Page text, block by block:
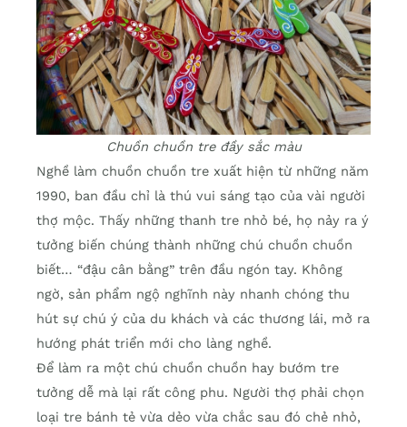
Chuồn chuồn tre đầy sắc màu
Nghề làm chuồn chuồn tre xuất hiện từ những năm
1990, ban đầu chỉ là thú vui sáng tạo của vài người
thợ mộc. Thấy những thanh tre nhỏ bé, họ nảy ra ý
tưởng biến chúng thành những chú chuồn chuồn
biết… “đậu cân bằng” trên đầu ngón tay. Không
ngờ, sản phẩm ngộ nghĩnh này nhanh chóng thu
hút sự chú ý của du khách và các thương lái, mở ra
hướng phát triển mới cho làng nghề.
Để làm ra một chú chuồn chuồn hay bướm tre
tưởng dễ mà lại rất công phu. Người thợ phải chọn
loại tre bánh tẻ vừa dẻo vừa chắc sau đó chẻ nhỏ,